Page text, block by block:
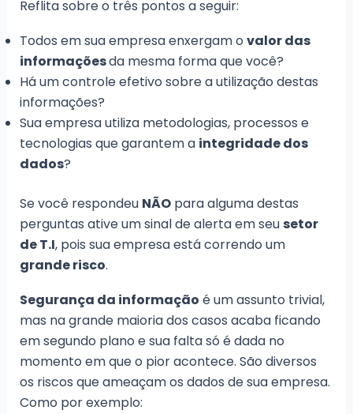
Reflita sobre o três pontos a seguir:
Todos em sua empresa enxergam o valor das
informaçõesda mesma forma que você?
Há um controle efetivo sobre a utilização destas
informações?
Sua empresa utiliza metodologias, processos e
tecnologias que garantem a integridade dos
dados?
Se você respondeu NÃOpara alguma destas
perguntas ative um sinal de alerta em seusetor
de T.I, pois sua empresa está correndo um
grande risco.
Segurança da informação é um assunto trivial,
mas na grande maioria dos casos acaba ficando
em segundo plano e sua falta só é dada no
momento em que o pior acontece. São diversos
os riscos que ameaçam os dados de sua empresa.
Como por exemplo: